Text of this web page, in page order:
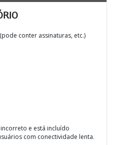
conter assinaturas, etc.)
e está incluído
com conectividade lenta.